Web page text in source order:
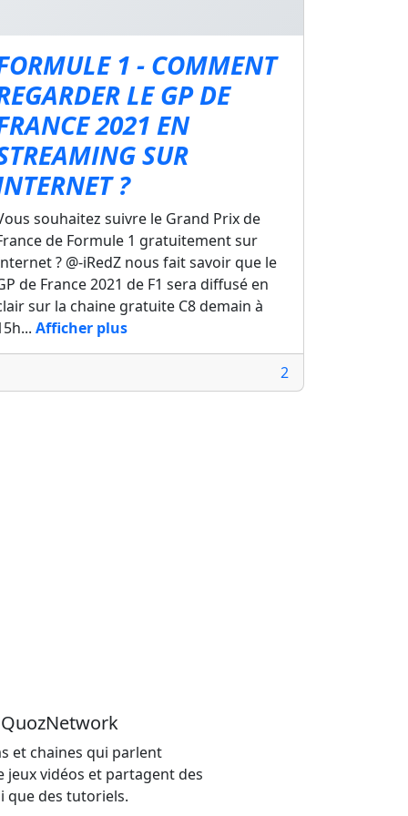
1 - COMMENT
LE GP DE
2021 EN
SUR
?
souhaitez suivre le Grand Prix de
de Formule 1 gratuitement sur
? @-iRedZ nous fait savoir que le
de France 2021 de F1 sera diffusé en
sur la chaine gratuite C8 demain à
Afficher plus
2
et chaines qui parlent
jeux vidéos et partagent des
que des tutoriels.